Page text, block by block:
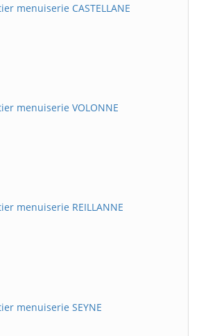
menuiserie CASTELLANE
menuiserie VOLONNE
menuiserie REILLANNE
menuiserie SEYNE